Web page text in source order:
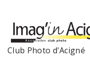
content
Club Photo d'Acigné